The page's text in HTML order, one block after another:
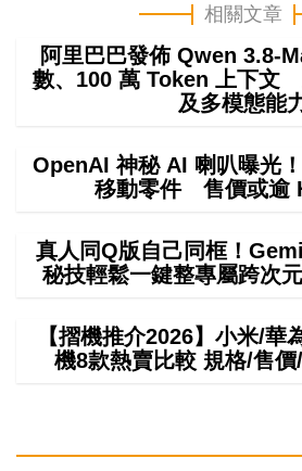
相關文章
阿里巴巴發佈 Qwen 3.8-
數、100 萬 Token 上下文
及多模態能
OpenAI 神秘 AI 喇叭曝光
移動零件 售價或逾
真人同Q版自己同框！
秘技輕鬆一鍵整專屬跨次
【摺機推介2026】小米/華
機8款熱賣比較 規格/售